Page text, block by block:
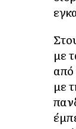
με
από
με